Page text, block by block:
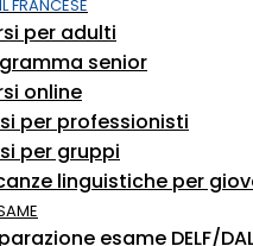
FRANCESE
per adulti
senior
online
per professionisti
per gruppi
linguistiche per
esame DELF/